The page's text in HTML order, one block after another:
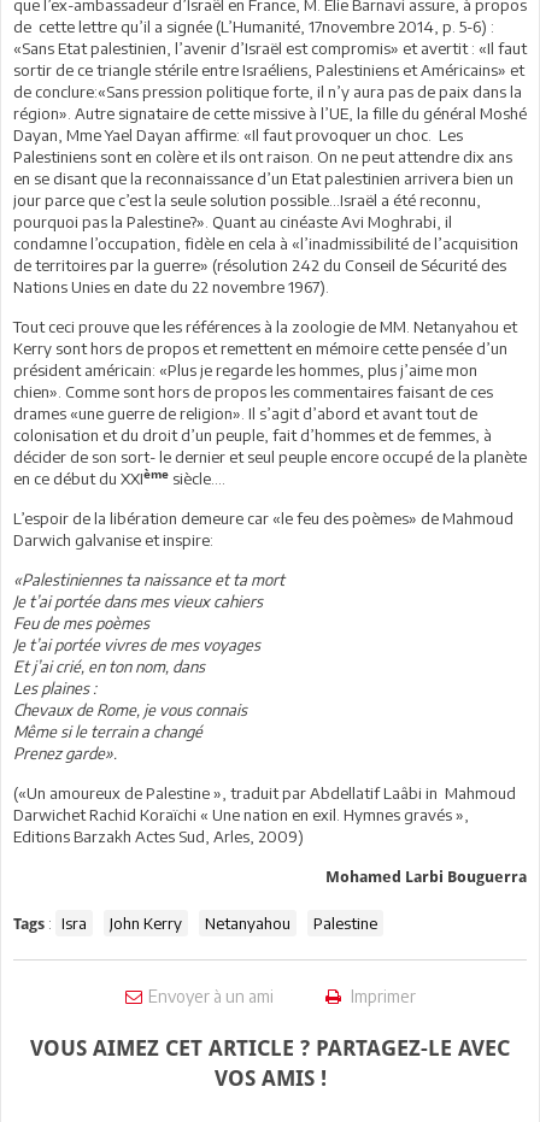
que l’ex-ambassadeur d’Israël en France, M. Elie Barnavi assure, à propos
de cette lettre qu’il a signée (L’Humanité, 17novembre 2014, p. 5-6) :
«Sans Etat palestinien, l’avenir d’Israël est compromis» et avertit : «Il faut
sortir de ce triangle stérile entre Israéliens, Palestiniens et Américains» et
de conclure:«Sans pression politique forte, il n’y aura pas de paix dans la
région». Autre signataire de cette missive à l’UE, la fille du général Moshé
Dayan, Mme Yael Dayan affirme: «Il faut provoquer un choc. Les
Palestiniens sont en colère et ils ont raison. On ne peut attendre dix ans
en se disant que la reconnaissance d’un Etat palestinien arrivera bien un
jour parce que c’est la seule solution possible…Israël a été reconnu,
pourquoi pas la Palestine?». Quant au cinéaste Avi Moghrabi, il
condamne l’occupation, fidèle en cela à «l’inadmissibilité de l’acquisition
de territoires par la guerre» (résolution 242 du Conseil de Sécurité des
Nations Unies en date du 22 novembre 1967).
Tout ceci prouve que les références à la zoologie de MM. Netanyahou et
Kerry sont hors de propos et remettent en mémoire cette pensée d’un
président américain: «Plus je regarde les hommes, plus j’aime mon
chien». Comme sont hors de propos les commentaires faisant de ces
drames «une guerre de religion». Il s’agit d’abord et avant tout de
colonisation et du droit d’un peuple, fait d’hommes et de femmes, à
décider de son sort- le dernier et seul peuple encore occupé de la planète
en ce début du XXIème siècle….
L’espoir de la libération demeure car «le feu des poèmes» de Mahmoud
Darwich galvanise et inspire:
«Palestiniennes ta naissance et ta mort
Je t’ai portée dans mes vieux cahiers
Feu de mes poèmes
Je t’ai portée vivres de mes voyages
Et j’ai crié, en ton nom, dans
Les plaines :
Chevaux de Rome, je vous connais
Même si le terrain a changé
Prenez garde».
(«Un amoureux de Palestine », traduit par Abdellatif Laâbi in Mahmoud
Darwichet Rachid Koraïchi « Une nation en exil. Hymnes gravés »,
Editions Barzakh Actes Sud, Arles, 2009)
Mohamed Larbi Bouguerra
Tags : Isra John Kerry Netanyahou Palestine
Envoyer à un ami Imprimer
VOUS AIMEZ CET ARTICLE ? PARTAGEZ-LE AVEC
VOS AMIS !